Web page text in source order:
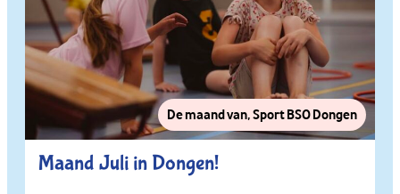
De maand van,Sport BSO Dongen
Maand Juli in Dongen!